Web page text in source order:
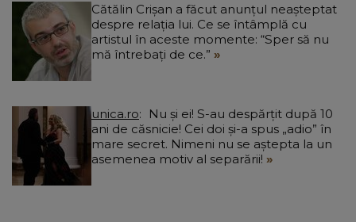
Cătălin Crișan a făcut anunțul neașteptat
despre relația lui. Ce se întâmplă cu
artistul în aceste momente: “Sper să nu
mă întrebați de ce.”
unica.ro
ani de căsnicie! Cei doi și-a spus „adio” în
mare secret. Nimeni nu se aștepta la un
asemenea motiv al separării!